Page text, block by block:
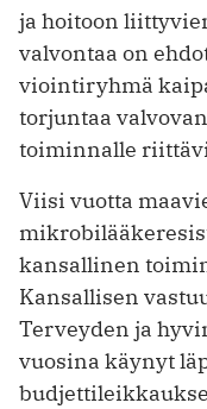
ja hoitoon
valvontaa on
viointiryhmä
torjuntaa
toiminnalle
Viisi vuotta
kansallinen
Kansallisen
Terveyden ja
vuosina käynyt